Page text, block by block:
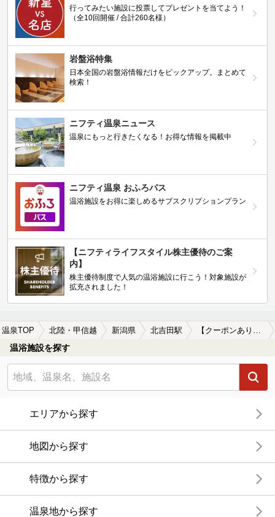
行ってみたい施設に投票してプレゼントを当てよう！
（全10回開催 / 合計260名様）
岩盤浴特集
日本全国の岩盤浴情報だけをピックアップ。まとめて
検索！
ニフティ温泉ニュース
温泉にもっと行きたくなる！お得な情報を掲載中
ニフティ温泉 おふろパス
温浴施設をお得に楽しめるサブスクリプションプラン
【ニフティライフスタイル株主優待のご案
内】
株主優待制度で人気の温浴施設に行こう！対象施設が
拡充されました！
温泉TOP 北陸・甲信越 新潟県 北吉田駅
温浴施設を探す
エリアから探す
地図から探す
特徴から探す
温泉地から探す